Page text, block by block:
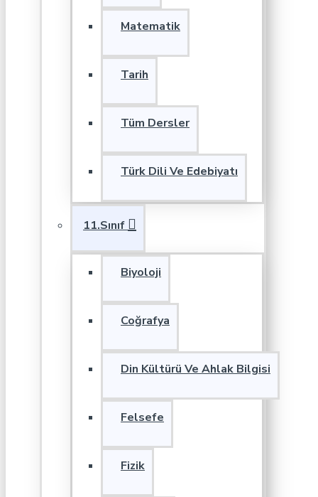
Matematik
Tarih
Tüm Dersler
Türk Dili Ve Edebiyatı
11.Sınıf
Biyoloji
Coğrafya
Din Kültürü Ve Ahlak Bilgisi
Felsefe
Fizik